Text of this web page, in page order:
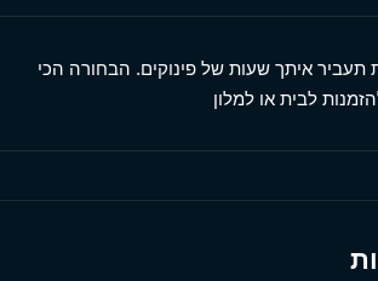
איתך שעות של פינוקים. הבחורה הכי
לבית או למלון